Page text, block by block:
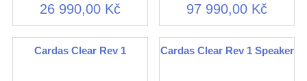
26 990,00 Kč 97 990,00 Kč
Cardas Clear Rev 1 Cardas Clear Rev 1 Speaker